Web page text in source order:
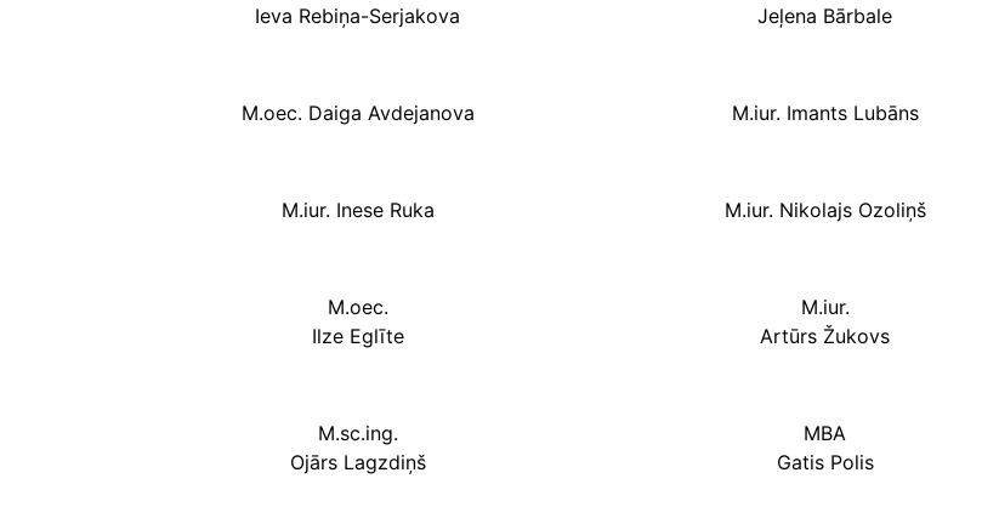
Ieva Rebiņa-Serjakova
Jeļena Bārbale
M.oec. Daiga Avdejanova M.iur. Imants Lubāns
M.iur. Inese Ruka M.iur. Nikolajs Ozoliņš
M.oec.
Ilze Eglīte
M.iur.
Artūrs Žukovs
M.sc.ing.
Ojārs Lagzdiņš
MBA
Gatis Polis